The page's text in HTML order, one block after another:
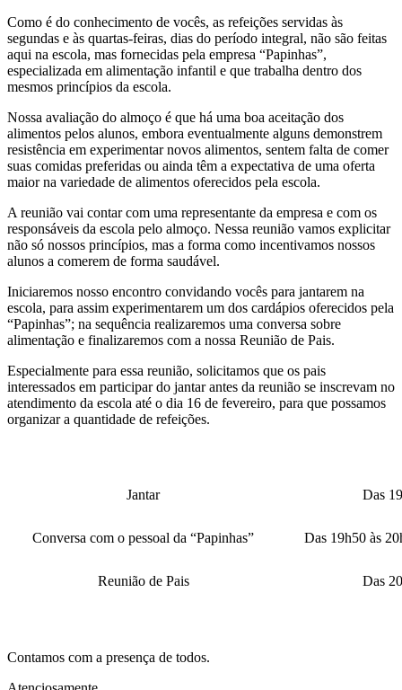
Como é do conhecimento de vocês, as refeições servidas às
segundas e às quartas-feiras, dias do período integral, não são feitas
aqui na escola, mas fornecidas pela empresa “Papinhas”,
especializada em alimentação infantil e que trabalha dentro dos
mesmos princípios da escola.
Nossa avaliação do almoço é que há uma boa aceitação dos
alimentos pelos alunos, embora eventualmente alguns demonstrem
resistência em experimentar novos alimentos, sentem falta de comer
suas comidas preferidas ou ainda têm a expectativa de uma oferta
maior na variedade de alimentos oferecidos pela escola.
A reunião vai contar com uma representante da empresa e com os
responsáveis da escola pelo almoço. Nessa reunião vamos explicitar
não só nossos princípios, mas a forma como incentivamos nossos
alunos a comerem de forma saudável.
Iniciaremos nosso encontro convidando vocês para jantarem na
escola, para assim experimentarem um dos cardápios oferecidos pela
“Papinhas”; na sequência realizaremos uma conversa sobre
alimentação e finalizaremos com a nossa Reunião de Pais.
Especialmente para essa reunião, solicitamos que os pais
interessados em participar do jantar antes da reunião se inscrevam no
atendimento da escola até o dia 16 de fevereiro, para que possamos
organizar a quantidade de refeições.
Jantar Das
Conversa com o pessoal da “Papinhas” Das 19h50 às
Reunião de Pais Das
Contamos com a presença de todos.